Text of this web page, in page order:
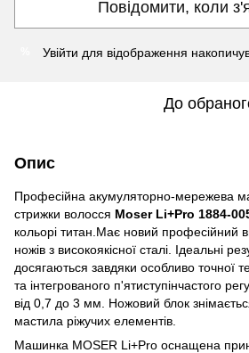
Повідомити, коли
Увійти для відображення
До
Опис
Професійна акумуляторно-мережева
стрижки волосся Moser Li+Pro 1884-
кольорі титан.Має новий професійний
ножів з високоякісної сталі. Ідеальні
досягаються завдяки особливо точної
та інтегрованого п'ятиступінчастого
від 0,7 до 3 мм. Ножовий блок
мастила ріжучих елементів.
Машинка MOSER Li+Pro оснащена